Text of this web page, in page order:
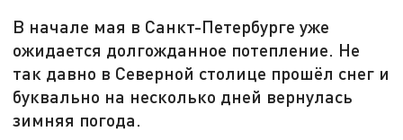
В начале мая в Санкт-Петербурге уже
ожидается долгожданное потепление. Не
так давно в Северной столице прошёл снег и
буквально на несколько дней вернулась
зимняя погода.